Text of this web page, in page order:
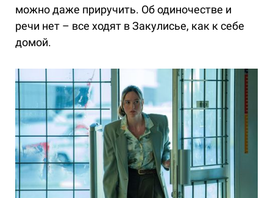
можно даже приручить. Об одиночестве и
речи нет – все ходят в Закулисье, как к себе
домой.